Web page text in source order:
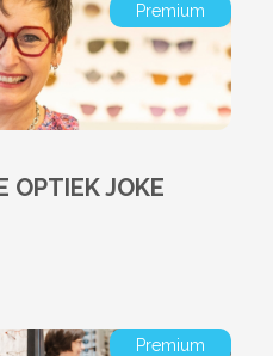
Premium
OPTIEK JOKE
Premium